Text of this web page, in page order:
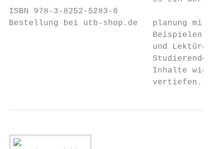
ISBN 978-3-8252-5283-0
Bestellung bei utb-shop.de   planung mit
Beispielen,
und
Studierende
Inhalte
                             vertiefen.